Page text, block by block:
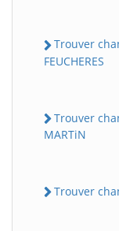
Trouver
FEUCHERES
Trouver
MARTiN
Trouver